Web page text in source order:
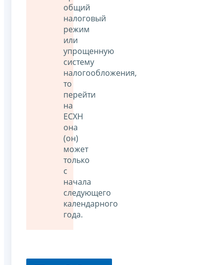
общий
налоговый
режим
или
упрощенную
систему
налогообложения,
то
перейти
на
ЕСХН
она
(он)
может
только
с
начала
следующего
календарного
года.